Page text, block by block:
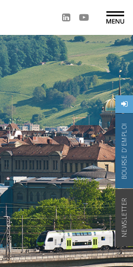
BOURSE D'EMPLOI
NEWSLETTER